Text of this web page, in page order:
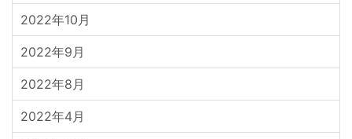
2022年10月
2022年9月
2022年8月
2022年4月